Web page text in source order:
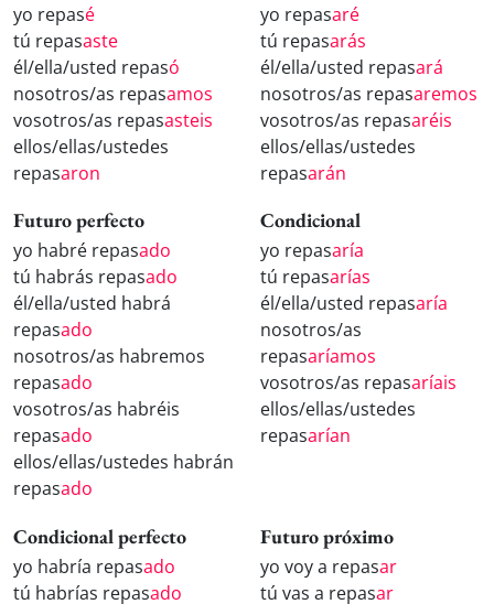
yo repasé
tú repasaste
él/ella/usted repasó
nosotros/as repasamos
vosotros/as repasasteis
ellos/ellas/ustedes
repasaron
yo repasaré
tú repasarás
él/ella/usted repasará
nosotros/as repasaremos
vosotros/as repasaréis
ellos/ellas/ustedes
repasarán
Futuro perfecto
yo habré repasado
tú habrás repasado
él/ella/usted habrá
repasado
nosotros/as habremos
repasado
vosotros/as habréis
repasado
ellos/ellas/ustedes habrán
repasado
Condicional
yo repasaría
tú repasarías
él/ella/usted repasaría
nosotros/as
repasaríamos
vosotros/as repasaríais
ellos/ellas/ustedes
repasarían
Condicional perfecto
yo habría repasado
tú habrías repasado
Futuro próximo
yo voy a repasar
tú vas a repasar